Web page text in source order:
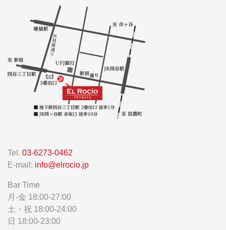
Tel. 03-6273-0462
E-mail: info@elrocio.jp
Bar Time
月-金 18:00-27:00
土・祝 18:00-24:00
日 18:00-23:00